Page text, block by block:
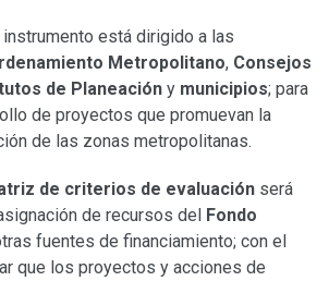
instrumento está dirigido a las
Metropolitano, Consejos
de Planeación y municipios; para
de proyectos que promuevan la
de las zonas metropolitanas.
de criterios de evaluación será
de recursos del Fondo
fuentes de financiamiento; con el
que los proyectos y acciones de